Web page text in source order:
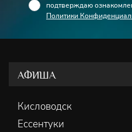
подтверждаю
Политики
АФИША
Кисловодск
Ессентуки